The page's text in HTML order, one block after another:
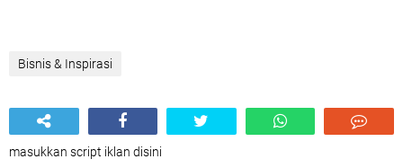
Bisnis & Inspirasi
masukkan script iklan disini